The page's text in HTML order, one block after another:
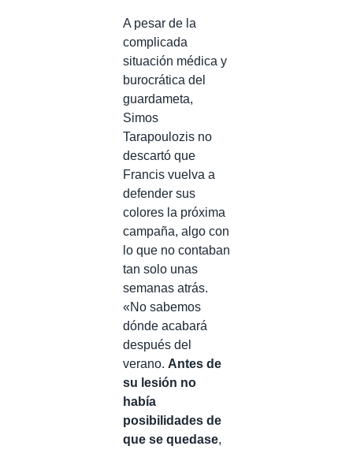
A pesar de la
complicada
situación médica y
burocrática del
guardameta,
Simos
Tarapoulozis no
descartó que
Francis vuelva a
defender sus
colores la próxima
campaña, algo con
lo que no contaban
tan solo unas
semanas atrás.
«No sabemos
dónde acabará
después del
verano. Antes de
su lesión no
había
posibilidades de
que se quedase,